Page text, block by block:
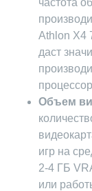
частота
Athlon X4
даст
Объем
игр на
2-4 ГБ
или